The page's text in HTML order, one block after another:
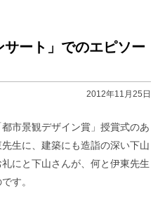
サート」でのエピソー
2012年11月25日
市景観デザイン賞」授賞式のあ
生に、建築にも造詣の深い下山
にと下山さんが、何と伊東先生
す。